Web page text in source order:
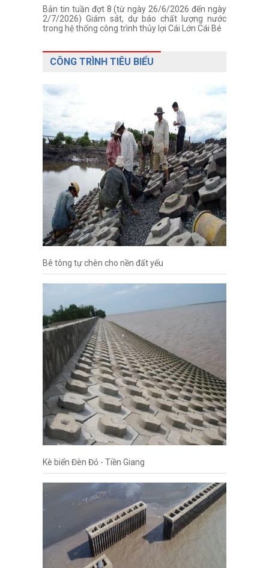
Bản tin tuần đợt 8 (từ ngày 26/6/2026 đến ngày
2/7/2026) Giám sát, dự báo chất lượng nước
trong hệ thống công trình thủy lợi Cái Lớn Cái Bé
CÔNG TRÌNH TIÊU BIỂU
Bê tông tự chèn cho nền đất yếu
Kè biển Đèn Đỏ - Tiền Giang